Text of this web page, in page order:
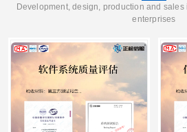
Development, design, production and
enterprises